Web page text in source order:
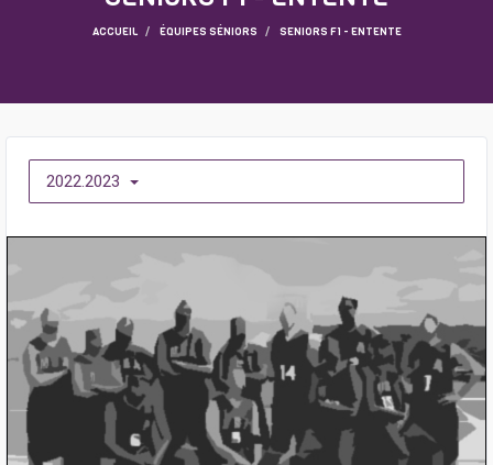
ACCUEIL ÉQUIPES SÉNIORS SENIORS F1 - ENTENTE
2022.2023